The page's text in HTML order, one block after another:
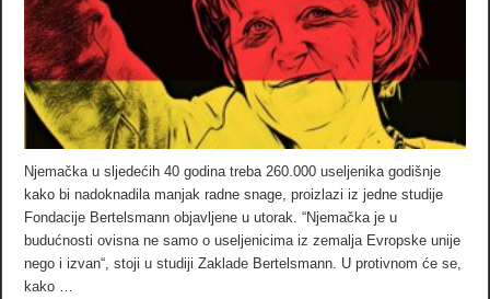
Njemačka u sljedećih 40 godina treba 260.000 useljenika godišnje
kako bi nadoknadila manjak radne snage, proizlazi iz jedne studije
Fondacije Bertelsmann objavljene u utorak. “Njemačka je u
budućnosti ovisna ne samo o useljenicima iz zemalja Evropske unije
nego i izvan“, stoji u studiji Zaklade Bertelsmann. U protivnom će se,
kako …